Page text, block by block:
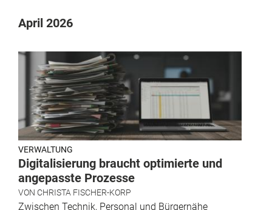
April 2026
VERWALTUNG
Digitalisierung braucht optimierte und
angepasste Prozesse
VON CHRISTA FISCHER-KORP
Zwischen Technik, Personal und Bürgernähe